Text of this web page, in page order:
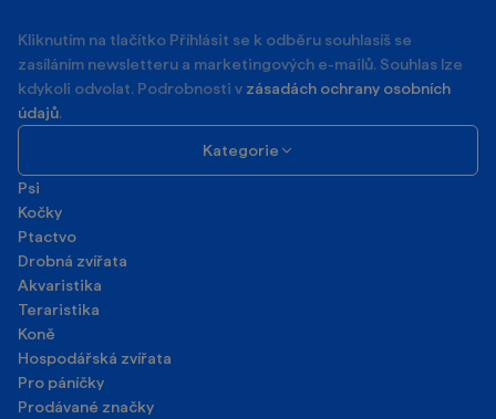
Kliknutím na tlačítko Příhlásit se k odběru souhlasíš se
zasíláním newsletteru a marketingových e-mailů. Souhlas lze
kdykoli odvolat. Podrobnosti v zásadách ochrany osobních
údajů.
Kategorie
Psi
Kočky
Ptactvo
Drobná zvířata
Akvaristika
Teraristika
Koně
Hospodářská zvířata
Pro páníčky
Prodávané značky